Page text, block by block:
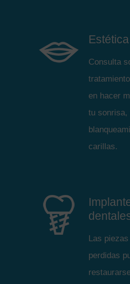
Consulta
en hacer
tu sonrisa,
carillas.
Las
perdidas